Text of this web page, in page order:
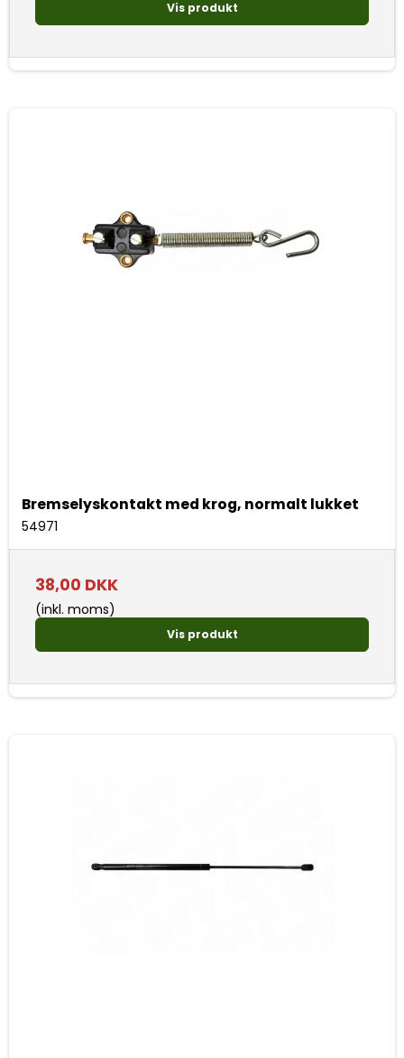
Vis produkt
Bremselyskontakt med krog, normalt lukket
54971
38,00 DKK
(inkl. moms)
Vis produkt